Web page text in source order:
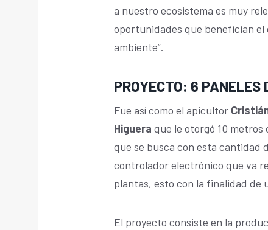
a nuestro ecosistema es muy
oportunidades que benefician el
ambiente”.
PROYECTO: 6 PANELES
Fue así como el apicultor
Higuera que le otorgó 10 metros
que se busca con esta cantidad
controlador electrónico que va
plantas, esto con la finalidad de
El proyecto consiste en la